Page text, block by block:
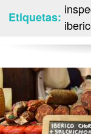
Etiquetas